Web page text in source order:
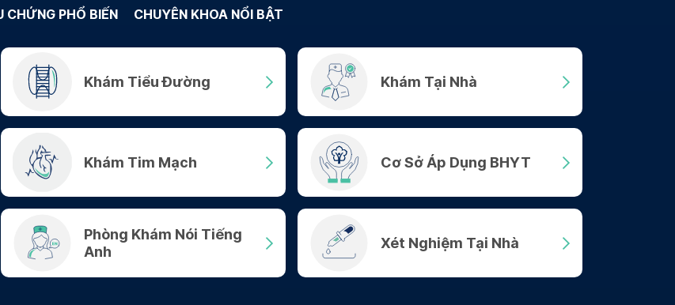
CHỨNG PHỔ BIẾN CHUYÊN KHOA NỔI BẬT
Khám Tiểu Đường Khám Tại Nhà
Khám Tim Mạch Cơ Sở Áp Dụng BHYT
Phòng Khám Nói Tiếng
Anh
Xét Nghiệm Tại Nhà